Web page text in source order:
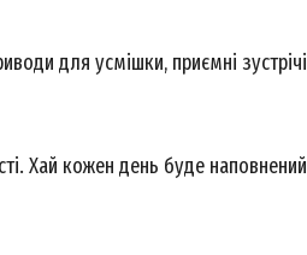
для усмішки, приємні зустрічі
Хай кожен день буде наповнений